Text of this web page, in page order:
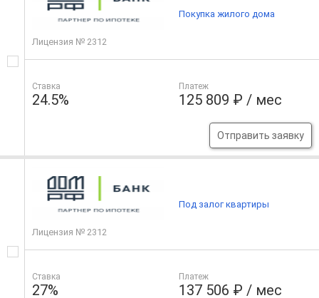
Лицензия № 2312
Ставка
24.5%
Платеж
125 809 ₽ / мес
Отправить заявку
Покупка жилого дома
Лицензия № 2312
Ставка
27%
Платеж
137 506 ₽ / мес
Под залог квартиры